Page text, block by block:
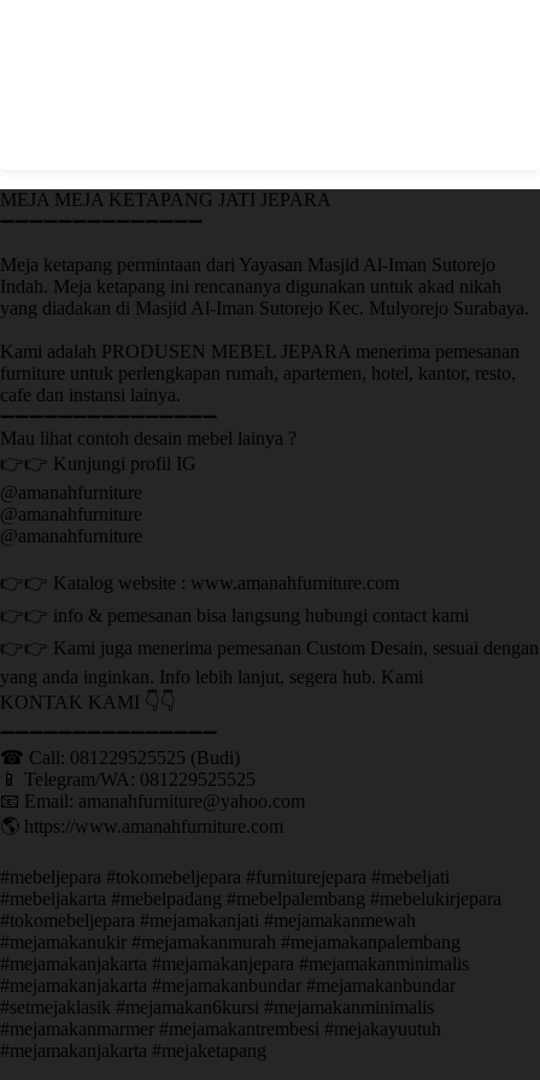
MEJA MEJA KETAPANG JATI JEPARA
➖➖➖➖➖➖➖➖➖➖➖➖➖➖
Meja ketapang permintaan dari Yayasan Masjid Al-Iman Sutorejo
Indah. Meja ketapang ini rencananya digunakan untuk akad nikah
yang diadakan di Masjid Al-Iman Sutorejo Kec. Mulyorejo Surabaya.
Kami adalah PRODUSEN MEBEL JEPARA menerima pemesanan
furniture untuk perlengkapan rumah, apartemen, hotel, kantor, resto,
cafe dan instansi lainya.
➖➖➖➖➖➖➖➖➖➖➖➖➖➖➖
Mau lihat contoh desain mebel lainya ?
👉👉 Kunjungi profil IG
@amanahfurniture
@amanahfurniture
@amanahfurniture
👉👉 Katalog website : www.amanahfurniture.com
👉👉 info & pemesanan bisa langsung hubungi contact kami
👉👉 Kami juga menerima pemesanan Custom Desain, sesuai dengan
yang anda inginkan. Info lebih lanjut, segera hub. Kami
KONTAK KAMI 👇👇
➖➖➖➖➖➖➖➖➖➖➖➖➖➖➖ ㅤ
☎ Call: 081229525525 (Budi)
📱 Telegram/WA: 081229525525
📧 Email: amanahfurniture@yahoo.com
🌎 https://www.amanahfurniture.com
#mebeljepara #tokomebeljepara #furniturejepara #mebeljati
#mebeljakarta #mebelpadang #mebelpalembang #mebelukirjepara
#tokomebeljepara #mejamakanjati #mejamakanmewah
#mejamakanukir #mejamakanmurah #mejamakanpalembang
#mejamakanjakarta #mejamakanjepara #mejamakanminimalis
#mejamakanjakarta #mejamakanbundar #mejamakanbundar
#setmejaklasik #mejamakan6kursi #mejamakanminimalis
#mejamakanmarmer #mejamakantrembesi #mejakayuutuh
#mejamakanjakarta #mejaketapang